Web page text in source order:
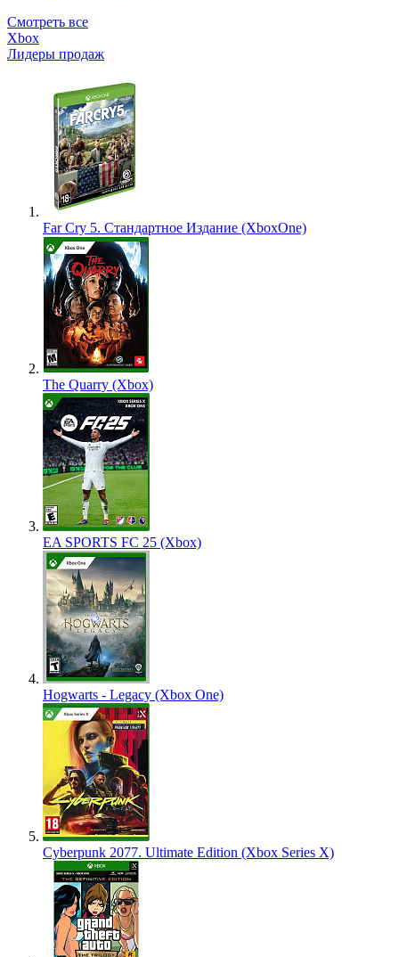
Смотреть все
Xbox
Лидеры продаж
Far Cry 5. Стандартное Издание (XboxOne)
The Quarry (Xbox)
EA SPORTS FC 25 (Xbox)
Hogwarts - Legacy (Xbox One)
Cyberpunk 2077. Ultimate Edition (Xbox Series X)